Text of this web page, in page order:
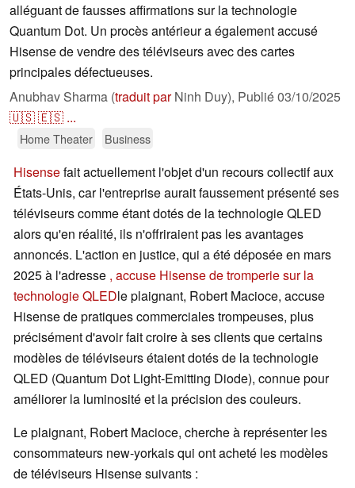
alléguant de fausses affirmations sur la technologie
Quantum Dot. Un procès antérieur a également accusé
Hisense de vendre des téléviseurs avec des cartes
principales défectueuses.
Anubhav Sharma (traduit parNinh Duy), Publié03/10/2025
🇺🇸🇪🇸 ...
Home Theater Business
Hisensefait actuellement l'objet d'un recours collectif aux
États-Unis, car l'entreprise aurait faussement présenté ses
téléviseurs comme étant dotés de la technologie QLED
alors qu'en réalité, ils n'offriraient pas les avantages
annoncés. L'action en justice, qui a été déposée en mars
2025 à l'adresse , accuse Hisense de tromperie sur la
technologie QLEDle plaignant, Robert Macioce, accuse
Hisense de pratiques commerciales trompeuses, plus
précisément d'avoir fait croire à ses clients que certains
modèles de téléviseurs étaient dotés de la technologie
QLED (Quantum Dot Light-Emitting Diode), connue pour
améliorer la luminosité et la précision des couleurs.
Le plaignant, Robert Macioce, cherche à représenter les
consommateurs new-yorkais qui ont acheté les modèles
de téléviseurs Hisense suivants :